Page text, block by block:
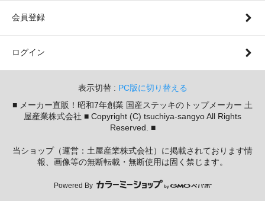
会員登録
ログイン
表示切替 : PC版に切り替える
■ メーカー直販！昭和7年創業 国産ステッキのトップメーカー 土
屋産業株式会社 ■ Copyright (C) tsuchiya-sangyo All Rights
Reserved. ■
当ショップ（運営：土屋産業株式会社）に掲載されております情
報、画像等の無断転載・無断使用は固く禁じます。
Powered By